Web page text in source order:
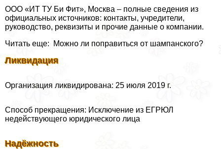
ООО «ИТ ТУ Би Фит», Москва – полные сведения из
официальных источников: контакты, учредители,
руководство, реквизиты и прочие данные о компании.
Читать еще: Можно ли поправиться от шампанского?
Ликвидация
Организация ликвидирована: 25 июля 2019 г.
Способ прекращения: Исключение из ЕГРЮЛ
недействующего юридического лица
Надёжность